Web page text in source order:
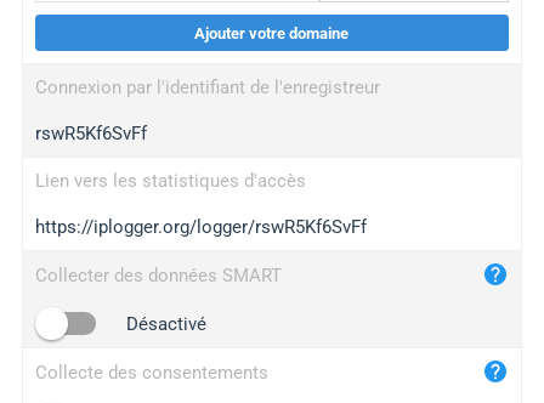
wl.gl
ed.tc
iplogger.com
maper.info
2no.co
yip.su
Ajouter votre domaine
Connexion par l'identifiant de l'enregistreur
rswR5Kf6SvFf
Lien vers les statistiques d'accès
https://iplogger.org/logger/rswR5Kf6SvFf
Collecter des données SMART
Désactivé
Collecte des consentements